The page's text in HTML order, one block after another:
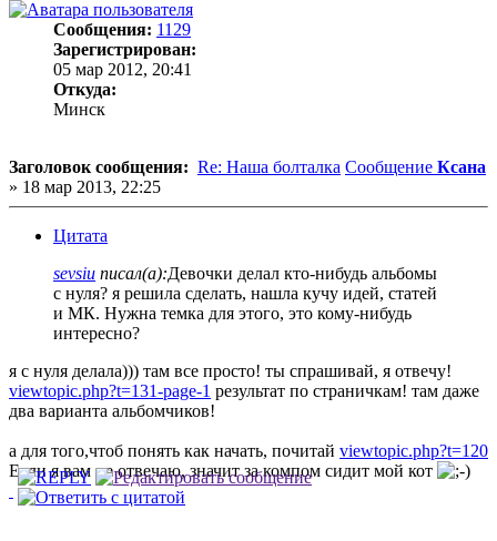
Сообщения: 1129
Зарегистрирован:
05 мар 2012, 20:41
Откуда:
Минск
Заголовок сообщения: Re: Наша болталка Сообщение Ксана
» 18 мар 2013, 22:25
Цитата
sevsiu писал(а):Девочки делал кто-нибудь альбомы
с нуля? я решила сделать, нашла кучу идей, статей
и МК. Нужна темка для этого, это кому-нибудь
интересно?
я с нуля делала))) там все просто! ты спрашивай, я отвечу!
viewtopic.php?t=131-page-1 результат по страничкам! там даже
два варианта альбомчиков!
а для того,чтоб понять как начать, почитай viewtopic.php?t=120
Если я вам не отвечаю, значит за компом сидит мой кот